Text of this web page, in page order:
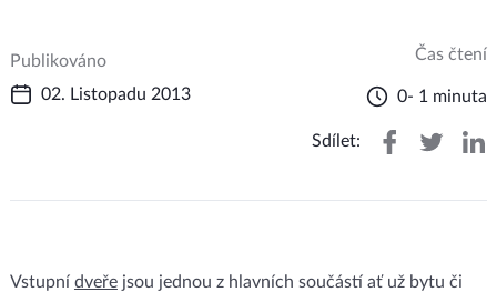
Publikováno
02. Listopadu 2013
Čas čtení
0- 1 minuta
Sdílet:
Vstupní dveřejsou jednou z hlavních součástí ať už bytu či